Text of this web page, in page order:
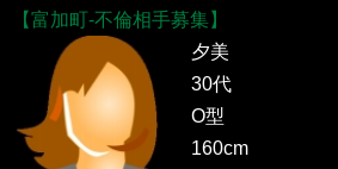
【富加町-不倫相手募集】
夕美
30代
O型
160cm